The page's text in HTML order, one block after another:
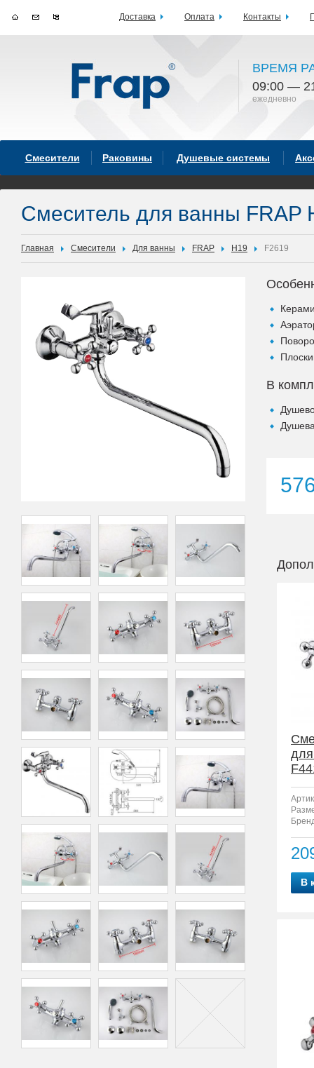
ВРЕМЯ
09:00 —
ежедневно
Смесители Раковины Душевые системы
Смеситель для ванны FRAP
Главная Смесители Для ванны FRAP H19 F2619
В
В
Доставка Оплата Контакты